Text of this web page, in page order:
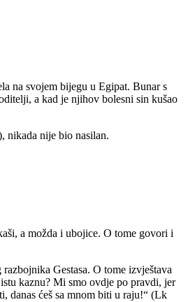
na svojem bijegu u Egipat. Bunar s
a kad je njihov bolesni sin kušao
nikada nije bio nasilan.
a možda i ubojice. O tome govori i
Gestasa. O tome izvještava
kaznu? Mi smo ovdje po pravdi, jer
danas ćeš sa mnom biti u raju!“ (Lk